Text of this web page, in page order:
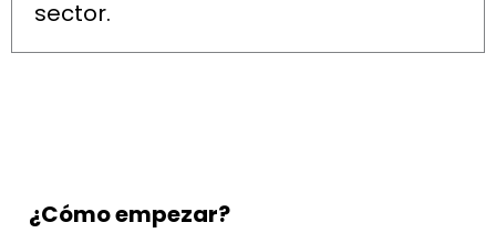
sector.
¿Cómo empezar?